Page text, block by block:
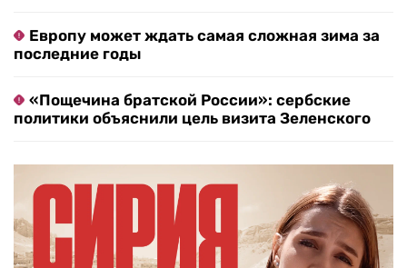
Европу может ждать самая сложная зима за
последние годы
«Пощечина братской России»: сербские
политики объяснили цель визита Зеленского